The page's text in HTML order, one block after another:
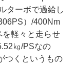
ターボで過給し
）/400Nm
を軽々と走らせ
㎏/PSなの
つくというもの